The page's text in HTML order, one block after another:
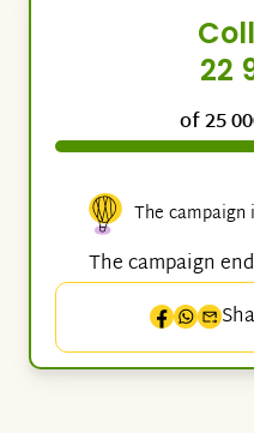
22
of 25
The campaign
The campaign